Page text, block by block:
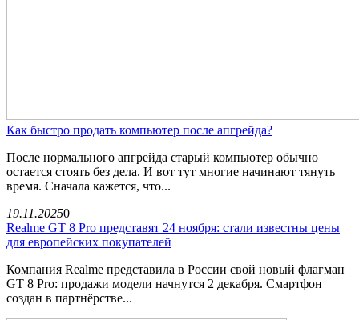
Как быстро продать компьютер после апгрейда?
После нормального апгрейда старый компьютер обычно
остается стоять без дела. И вот тут многие начинают тянуть
время. Сначала кажется, что...
19.11.20250
Realme GT 8 Pro представят 24 ноября: стали известны цены
для европейских покупателей
Компания Realme представила в России свой новый флагман
GT 8 Pro: продажи модели начнутся 2 декабря. Смартфон
создан в партнёрстве...